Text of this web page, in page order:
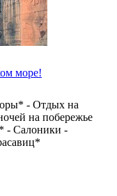
море!
- Отдых на
на побережье
- Салоники -